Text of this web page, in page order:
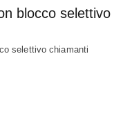
blocco selettivo
selettivo chiamanti